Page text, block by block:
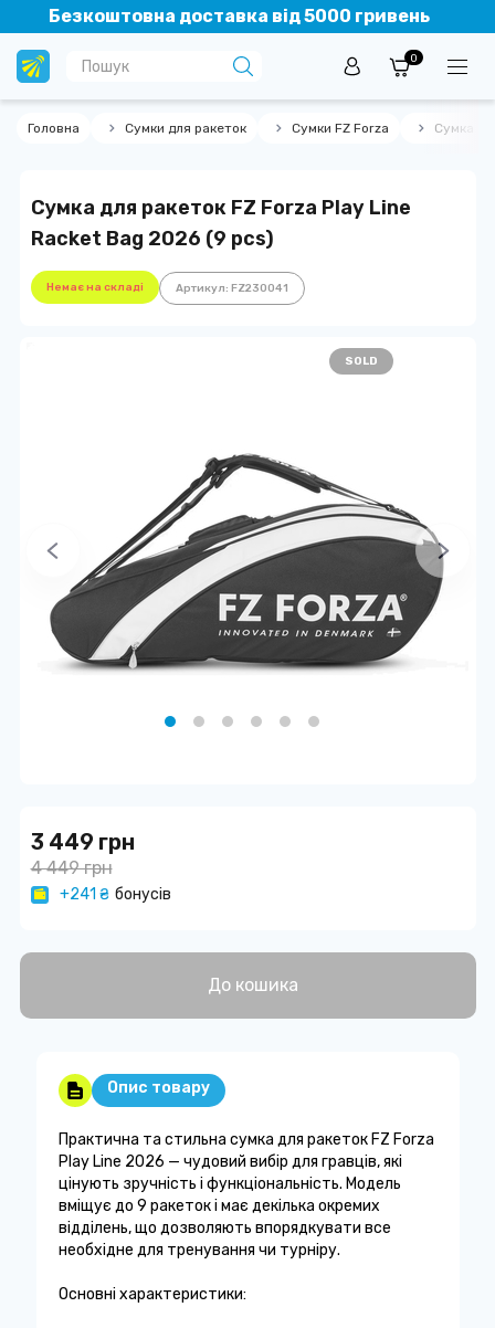
Безкоштовна доставка від 5000 гривень
0
Головна Сумки для ракеток Сумки FZ Forza Сумка
Сумка для ракеток FZ Forza Play Line
Racket Bag 2026 (9 pcs)
Немає на складі Артикул: FZ230041
SOLD
3 449 грн
4 449 грн
+241 ₴ бонусів
До кошика
Опис товару
Практична та стильна сумка для ракеток FZ Forza
Play Line 2026 — чудовий вибір для гравців, які
цінують зручність і функціональність. Модель
вміщує до 9 ракеток і має декілька окремих
відділень, що дозволяють впорядкувати все
необхідне для тренування чи турніру.
Основні характеристики: